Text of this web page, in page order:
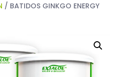
/ BATIDOS GINKGO ENERGY